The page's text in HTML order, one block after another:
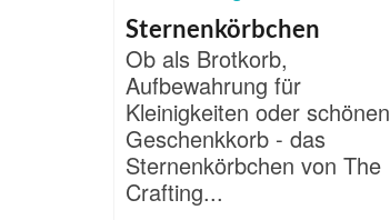
Sternenkörbchen
Ob als Brotkorb,
Aufbewahrung für
Kleinigkeiten oder schönen
Geschenkkorb - das
Sternenkörbchen von The
Crafting...